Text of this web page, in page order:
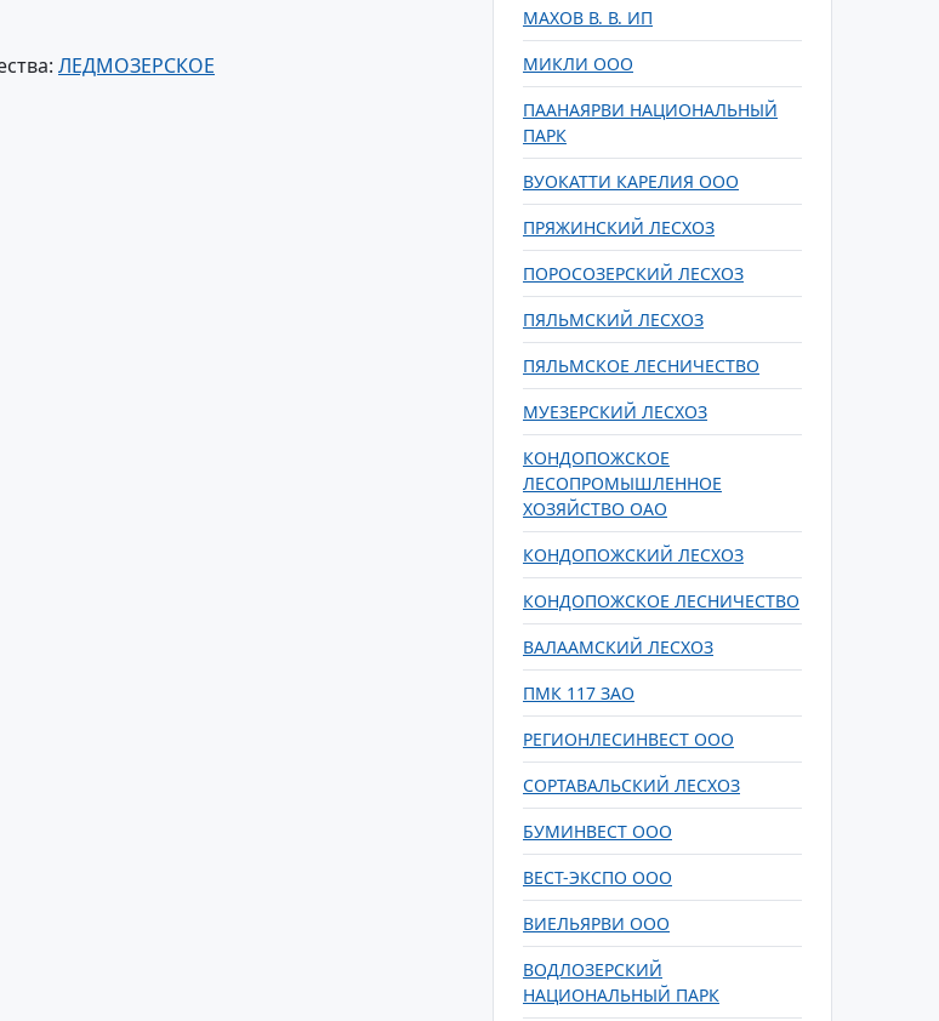
ЛЕДМОЗЕРСКОЕ
МАХОВ В. В. ИП
МИКЛИ ООО
ПААНАЯРВИ НАЦИОНАЛЬНЫЙ
ПАРК
ВУОКАТТИ КАРЕЛИЯ ООО
ПРЯЖИНСКИЙ ЛЕСХОЗ
ПОРОСОЗЕРСКИЙ ЛЕСХОЗ
ПЯЛЬМСКИЙ ЛЕСХОЗ
ПЯЛЬМСКОЕ ЛЕСНИЧЕСТВО
МУЕЗЕРСКИЙ ЛЕСХОЗ
КОНДОПОЖСКОЕ
ЛЕСОПРОМЫШЛЕННОЕ
ХОЗЯЙСТВО ОАО
КОНДОПОЖСКИЙ ЛЕСХОЗ
КОНДОПОЖСКОЕ ЛЕСНИЧЕСТВО
ВАЛААМСКИЙ ЛЕСХОЗ
ПМК 117 ЗАО
РЕГИОНЛЕСИНВЕСТ ООО
СОРТАВАЛЬСКИЙ ЛЕСХОЗ
БУМИНВЕСТ ООО
ВЕСТ-ЭКСПО ООО
ВИЕЛЬЯРВИ ООО
ВОДЛОЗЕРСКИЙ
НАЦИОНАЛЬНЫЙ ПАРК